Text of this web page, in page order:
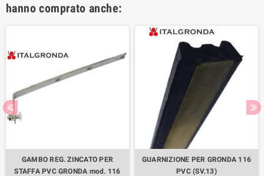
hanno comprato anche:
GAMBO REG. ZINCATO PER
STAFFA PVC GRONDA mod. 116
GUARNIZIONE PER GRONDA 116
PVC (SV.13)